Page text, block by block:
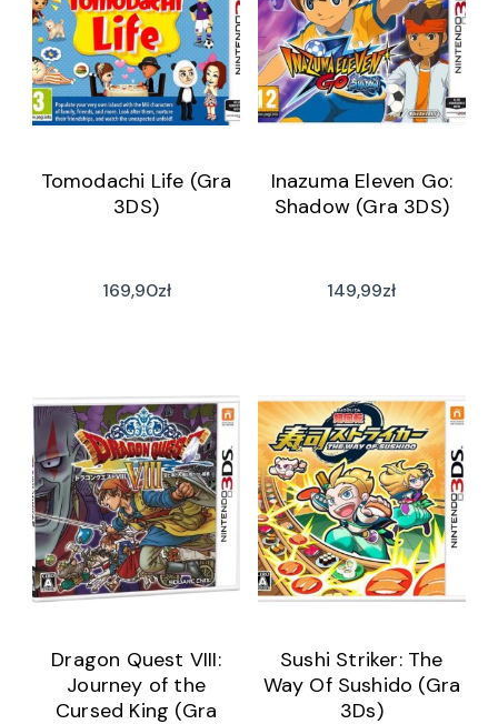
Tomodachi Life (Gra
3DS)
169,90zł
Inazuma Eleven Go:
Shadow (Gra 3DS)
149,99zł
Dragon Quest VIII:
Journey of the
Cursed King (Gra
Sushi Striker: The
Way Of Sushido (Gra
3Ds)